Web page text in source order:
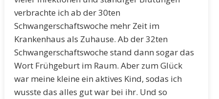
verbrachte ich ab der 30ten
Schwangerschaftswoche mehr Zeit im
Krankenhaus als Zuhause. Ab der 32ten
Schwangerschaftswoche stand dann sogar das
Wort Frühgeburt im Raum. Aber zum Glück
war meine kleine ein aktives Kind, sodas ich
wusste das alles gut war bei ihr. Und so